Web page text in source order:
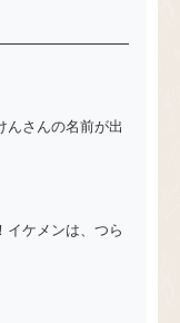
んさんの名前が出
イケメンは、つら